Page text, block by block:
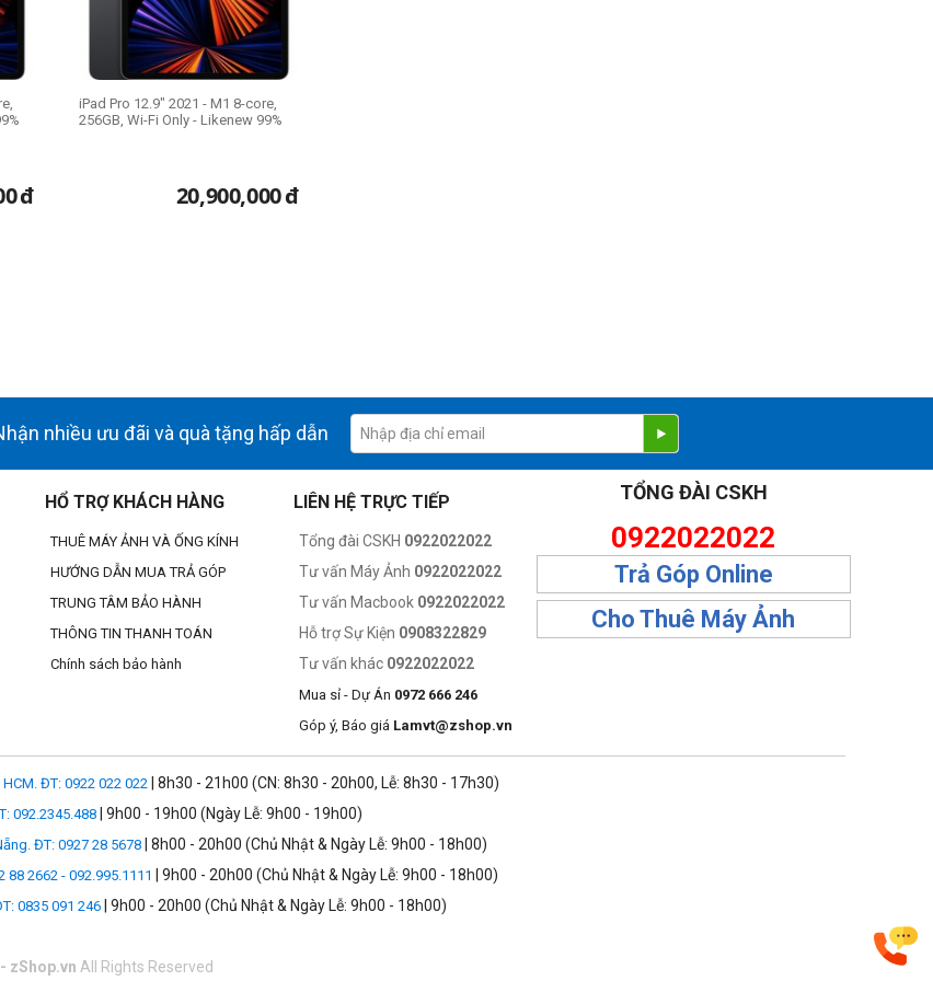
đ
iPad Pro 12.9" 2021 - M1 8-core,
256GB, Wi-Fi Only - Likenew 99%
20,900,000đ
nhiều ưu đãi và quà tặng hấp dẫn
HỔ TRỢ KHÁCH HÀNG
THUÊ MÁY ẢNH VÀ ỐNG KÍNH
HƯỚNG DẪN MUA TRẢ GÓP
TRUNG TÂM BẢO HÀNH
THÔNG TIN THANH TOÁN
Chính sách bảo hành
LIÊN HỆ TRỰC TIẾP
Tổng đài CSKH 0922022022
Tư vấn Máy Ảnh 0922022022
Tư vấn Macbook 0922022022
Hỗ trợ Sự Kiện 0908322829
Tư vấn khác 0922022022
Mua sỉ - Dự Án 0972 666 246
Góp ý, Báo giá Lamvt@zshop.vn
TỔNG ĐÀI CSKH
0922022022
Trả Góp Online
Cho Thuê Máy Ảnh
ĐT: 0922 022 022 | 8h30 - 21h00 (CN: 8h30 - 20h00, Lễ: 8h30 - 17h30)
092.2345.488 | 9h00 - 19h00 (Ngày Lễ: 9h00 - 19h00)
ĐT: 0927 28 5678 | 8h00 - 20h00 (Chủ Nhật & Ngày Lễ: 9h00 - 18h00)
88 2662 - 092.995.1111
| 9h00 - 20h00 (Chủ Nhật & Ngày Lễ: 9h00 - 18h00)
0835 091 246 | 9h00 - 20h00 (Chủ Nhật & Ngày Lễ: 9h00 - 18h00)
zShop.vn All Rights Reserved